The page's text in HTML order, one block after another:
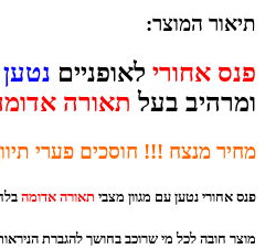
תיאור המוצר:
פנס אחורי לאופניים נטען
ומרהיב בעל תאורה
מחיר מנצח !!! חוסכים פערי
פנס אחורי נטען עם מגוון מצבי תאורה אדומה
מוצר חובה לכל מי שרוכב בחושך להגברת